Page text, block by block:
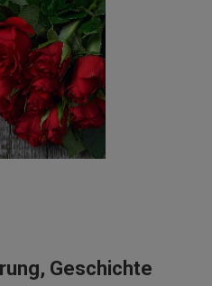
Geschichte